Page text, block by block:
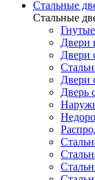
Стальные
Стальные
Двери
Двери
Двери
Дверь